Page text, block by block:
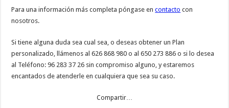
Para una información más completa póngase encontacto con
nosotros.
Si tiene alguna duda sea cual sea, o deseas obtener un Plan
personalizado, llámenos al 626 868 980 o al 650 273 886 o si lo desea
al Teléfono: 96 283 37 26 sin compromiso alguno, y estaremos
encantados de atenderle en cualquiera que sea su caso.
Compartir…